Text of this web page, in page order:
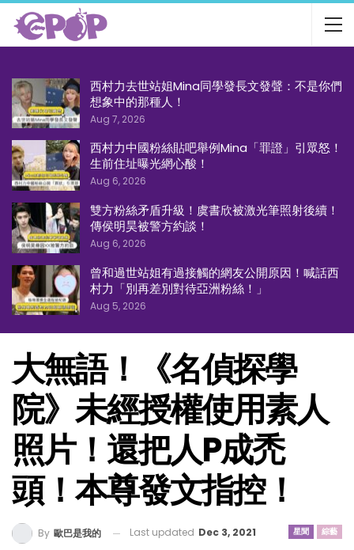
西村力去世站姐Mina同學發長文發聲：不是你們
想象中的那種人！
Aug 7, 2026
西村力中國粉絲貼吧舉例Mina「罪證」引眾怒！
生前住址曝光網心酸！
Aug 6, 2026
雙方粉絲矛盾升級！虞書欣被激光筆照射後續！
傳侯明昊被警方約談！
Aug 6, 2026
曾和過世站姐有過接觸的網友公開原因！喊話西
村力「別再差別對待亞洲粉絲！」
Aug 5, 2026
大無語！《名偵探學
院》未經授權使用素人
照片！還把人P成禿
頭！本尊發文指控！
星聞 綜藝
By 歐巴是我的 Last updated Dec 3, 2021